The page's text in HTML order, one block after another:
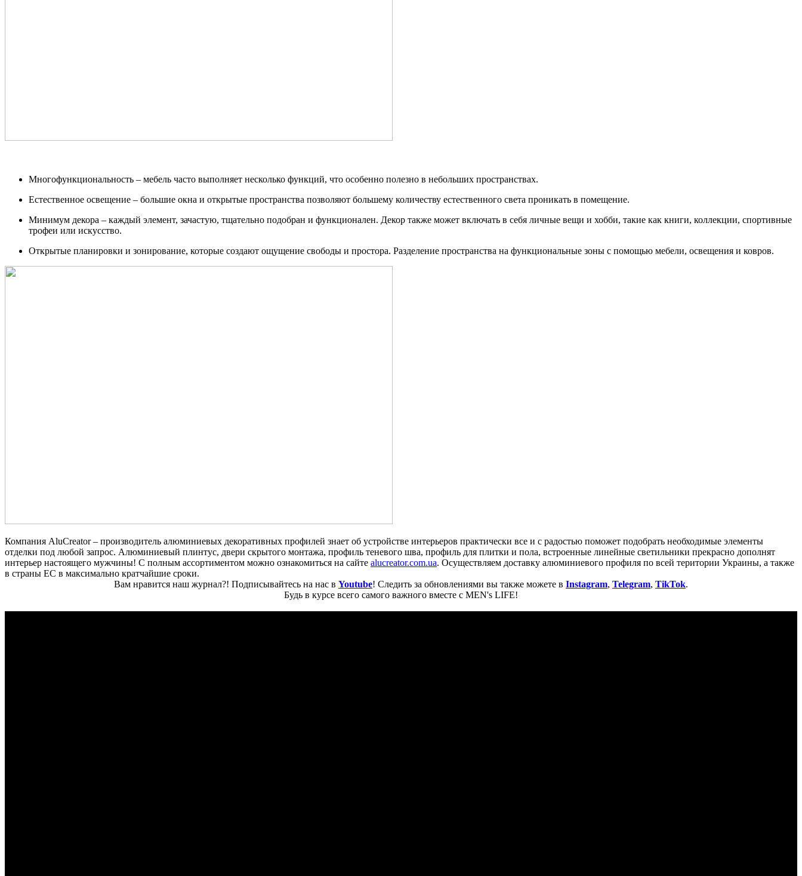
Многофункциональность – мебель часто выполняет несколько функций, что особенно полезно в небольших пространствах.
Естественное освещение – большие окна и открытые пространства позволяют большему количеству естественного света проникать в помещение.
Минимум декора – каждый элемент, зачастую, тщательно подобран и функционален. Декор также может включать в себя личные вещи и хобби, такие как книги, коллекции, спортивные
трофеи или искусство.
Открытые планировки и зонирование, которые создают ощущение свободы и простора. Разделение пространства на функциональные зоны с помощью мебели, освещения и ковров.
Компания AluCreator – производитель алюминиевых декоративных профилей знает об устройстве интерьеров практически все и с радостью поможет подобрать необходимые элементы
отделки под любой запрос. Алюминиевый плинтус, двери скрытого монтажа, профиль теневого шва, профиль для плитки и пола, встроенные линейные светильники прекрасно дополнят
интерьер настоящего мужчины! С полным ассортиментом можно ознакомиться на сайте alucreator.com.ua. Осуществляем доставку алюминиевого профиля по всей територии Украины, а также
в страны ЕС в максимально кратчайшие сроки.
Вам нравится наш журнал?! Подписывайтесь на нас в Youtube! Следить за обновлениями вы также можете в Instagram, Telegram, TikTok.
Будь в курсе всего самого важного вместе с MEN's LIFE!